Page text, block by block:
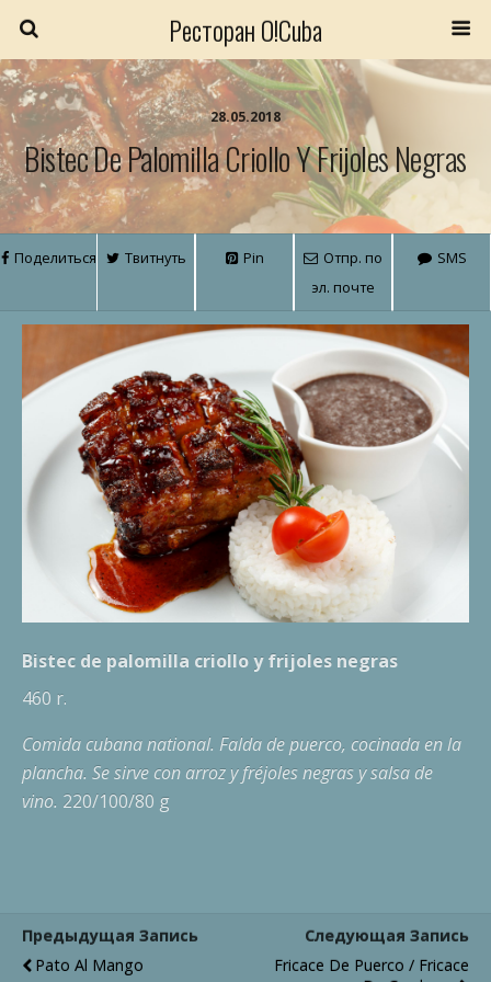
Ресторан O!Cuba
28.05.2018
Bistec De Palomilla Criollo Y Frijoles Negras
Поделиться Твитнуть Pin
Отпр. по
эл. почте
SMS
Bistec de palomilla criollo y frijoles negras
460 r.
Comida cubana national. Falda de puerco, cocinada en la
plancha. Se sirve con arroz y fréjoles negras y salsa de
vino. 220/100/80 g
Предыдущая Запись
Pato Al Mango
Следующая Запись
Fricace De Puerco / Fricace